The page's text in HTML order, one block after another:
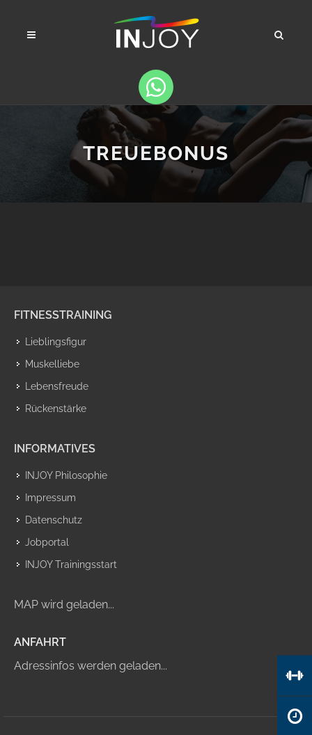
TREUEBONUS
FITNESSTRAINING
Lieblingsfigur
Muskelliebe
Lebensfreude
Rückenstärke
INFORMATIVES
INJOY Philosophie
Impressum
Datenschutz
Jobportal
INJOY Trainingsstart
MAP wird geladen...
ANFAHRT
Adressinfos werden geladen...